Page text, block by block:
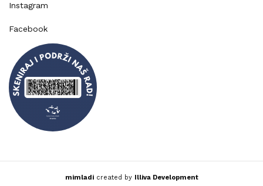
Instagram
Facebook
mimladicreated by Illiva Development